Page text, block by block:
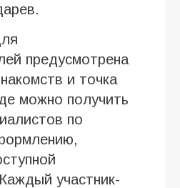
предусмотрена
и точка
можно получить
по
участник-